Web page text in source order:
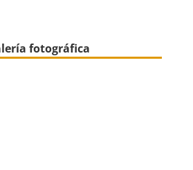
fotográfica